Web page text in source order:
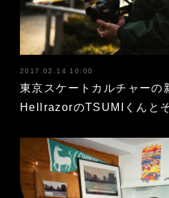
2017.02.14 10:00
東京スケートカルチャーの
HellrazorのTSUMIくんと